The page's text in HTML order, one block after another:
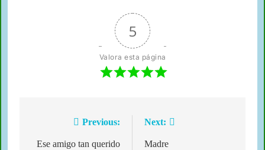
5
Valora esta página
Previous:
Ese amigo tan querido
Next:
Madre